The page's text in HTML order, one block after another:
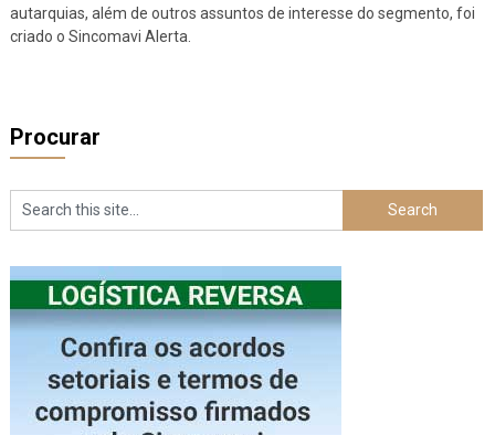
autarquias, além de outros assuntos de interesse do segmento, foi
criado o Sincomavi Alerta.
Procurar